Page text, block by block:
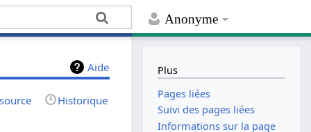
Anonyme
Aide
Historique
Plus
Pages liées
Suivi des pages liées
Informations sur la page